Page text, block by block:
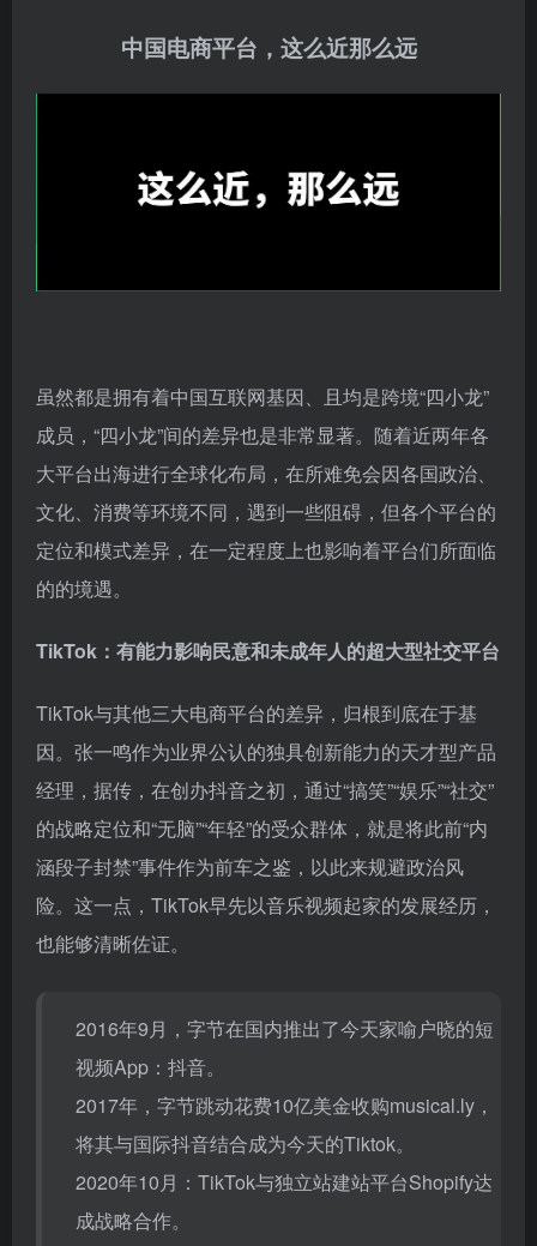
02
虽然都是拥有着中国互联网基因、且均是跨境“四小龙”
大平台出海进行全球化布局，在所难免会因各国政治、
文化、消费等环境不同，遇到一些阻碍，但各个平台的
定位和模式差异，在一定程度上也影响着平台们所面临
的的境遇。
TikTok：有能力影响民意和未成年人的超大型社交平台
TikTok与其他三大电商平台的差异，归根到底在于基
因。张一鸣作为业界公认的独具创新能力的天才型产品
的战略定位和“无脑”“年轻”的受众群体，就是将此前“内
涵段子封禁”事件作为前车之鉴，以此来规避政治风
险。这一点，TikTok早先以音乐视频起家的发展经历，
也能够清晰佐证。
2016年9月，字节在国内推出了今天家喻户晓的短